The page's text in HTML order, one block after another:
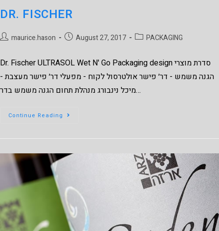
DR. FISCHER
maurice.hason August 27, 2017 PACKAGING
Dr. Fischer ULTRASOL Wet N' Go Packaging design סדרת מוצרי
הגנה משמש - דר׳ פישר אולטרסול לקוח - מפעלי דר׳ פישר מעצבת -
מיכל נינבורג מנהלת תחום הגנה משמש בדר…
Continue Reading